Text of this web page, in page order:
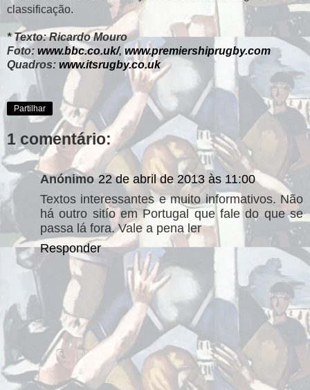
classificação.
* Texto: Ricardo Mouro
Foto: www.bbc.co.uk/, www.premiershiprugby.com
Quadros: www.itsrugby.co.uk
Partilhar
1 comentário:
Anónimo 22 de abril de 2013 às 11:00
Textos interessantes e muito informativos. Não
há outro sitío em Portugal que fale do que se
passa lá fora. Vale a pena ler
Responder